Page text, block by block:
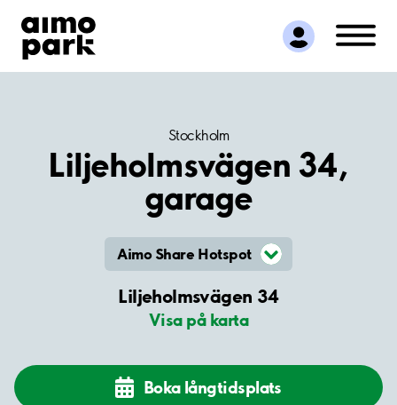
Hitta parkering
Samarbete
Kundservice
Stockholm
Liljeholmsvägen 34,
garage
Aimo Share Hotspot
Liljeholmsvägen 34
Visa på karta
Boka långtidsplats